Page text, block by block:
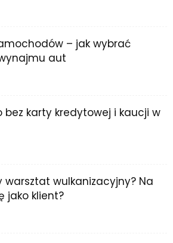
– jak wybrać
aut
karty kredytowej i kaucji w
warsztat wulkanizacyjny? Na
jako klient?